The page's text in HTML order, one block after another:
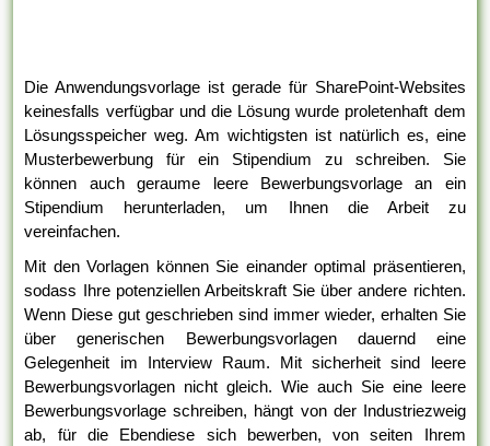
Die Anwendungsvorlage ist gerade für SharePoint-Websites
keinesfalls verfügbar und die Lösung wurde proletenhaft dem
Lösungsspeicher weg. Am wichtigsten ist natürlich es, eine
Musterbewerbung für ein Stipendium zu schreiben. Sie
können auch geraume leere Bewerbungsvorlage an ein
Stipendium herunterladen, um Ihnen die Arbeit zu
vereinfachen.
Mit den Vorlagen können Sie einander optimal präsentieren,
sodass Ihre potenziellen Arbeitskraft Sie über andere richten.
Wenn Diese gut geschrieben sind immer wieder, erhalten Sie
über generischen Bewerbungsvorlagen dauernd eine
Gelegenheit im Interview Raum. Mit sicherheit sind leere
Bewerbungsvorlagen nicht gleich. Wie auch Sie eine leere
Bewerbungsvorlage schreiben, hängt von der Industriezweig
ab, für die Ebendiese sich bewerben, von seiten Ihrem